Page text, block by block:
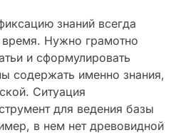
знаний всегда
Нужно грамотно
и сформулировать
содержать именно знания,
Ситуация
для ведения базы
в нем нет древовидной